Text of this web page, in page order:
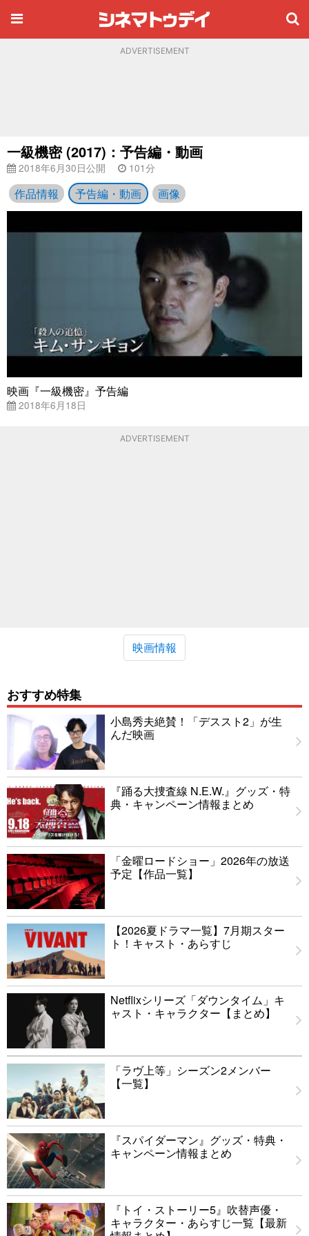
ADVERTISEMENT
一級機密 (2017)：予告編・動画
2018年6月30日公開 101分
作品情報 予告編・動画 画像
映画『一級機密』予告編
2018年6月18日
ADVERTISEMENT
映画情報
おすすめ特集
小島秀夫絶賛！「デススト2」が生
んだ映画
『踊る大捜査線 N.E.W.』グッズ・特
典・キャンペーン情報まとめ
「金曜ロードショー」2026年の放送
予定【作品一覧】
【2026夏ドラマ一覧】7月期スター
ト！キャスト・あらすじ
Netflixシリーズ「ダウンタイム」キ
ャスト・キャラクター【まとめ】
「ラヴ上等」シーズン2メンバー
【一覧】
『スパイダーマン』グッズ・特典・
キャンペーン情報まとめ
『トイ・ストーリー5』吹替声優・
キャラクター・あらすじ一覧【最新